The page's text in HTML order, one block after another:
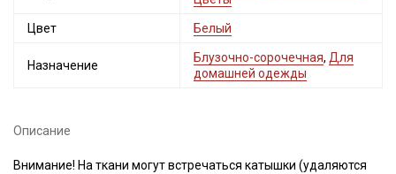
Цвет Белый
Назначение
Блузочно-сорочечная, Для
домашней одежды
Описание
Внимание! На ткани могут встречаться катышки (удаляются